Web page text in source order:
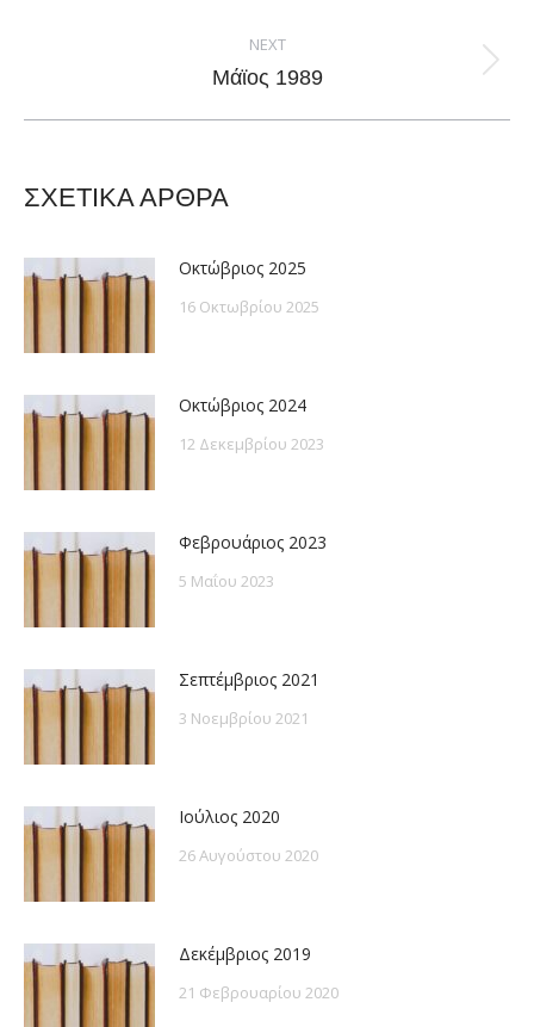
NEXT
Next
Μάϊος 1989
ΣΧΕΤΙΚΑ ΑΡΘΡΑ
Οκτώβριος 2025
16 Οκτωβρίου 2025
Οκτώβριος 2024
12 Δεκεμβρίου 2023
Φεβρουάριος 2023
5 Μαΐου 2023
Σεπτέμβριος 2021
3 Νοεμβρίου 2021
Ιούλιος 2020
26 Αυγούστου 2020
Δεκέμβριος 2019
21 Φεβρουαρίου 2020